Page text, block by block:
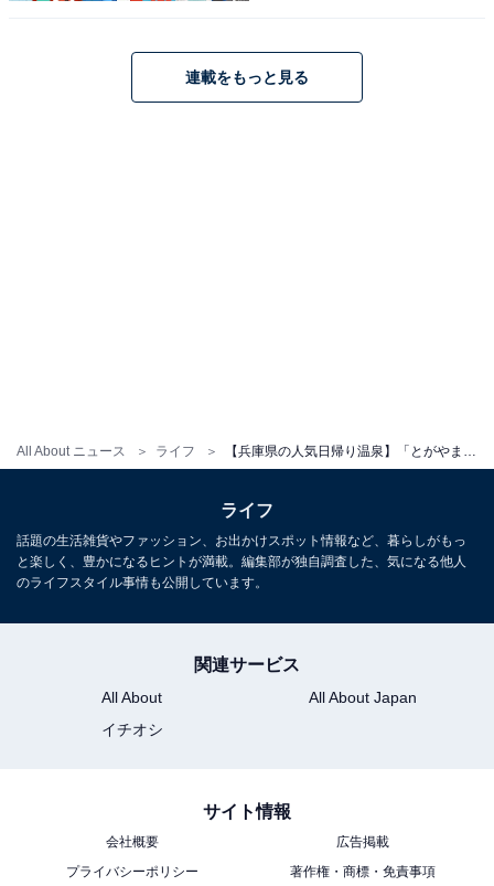
All About ニュース ライフ
※レンタルタオル・館内着の有無等の詳細は公式サイト
宿泊：不可（日帰り温泉施設のため宿泊設備はありませ
こちらもおすすめ
【兵庫県の人気銭湯】「天然温泉 蓬萊湯」は源
泉」でリラックス
連載をもっと見る
ライフ
話題の生活雑貨やファッション、お出かけスポット情報など、暮らしがもっ
と楽しく、豊かになるヒントが満載。編集部が独自調査した、気になる他人
のライフスタイル事情も公開しています。
関連サービス
All About
All About Japan
イチオシ
サイト情報
会社概要
広告掲載
プライバシーポリシー
著作権・商標・免責事項